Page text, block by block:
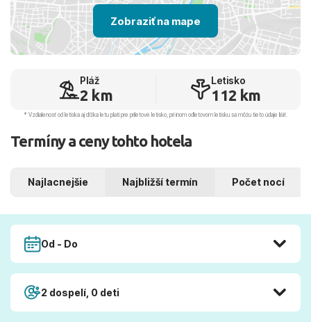
Zobraziť na mape
Pláž
2 km
Letisko
112 km
* Vzdialenosť od letiska aj dľžka letu platí pre príletové letisko, pri inom odletovom letisku sa môžu tieto údaje líšiť.
Termíny a ceny tohto hotela
Najlacnejšie Najbližší termín Počet nocí
Od - Do
2 dospelí, 0 deti